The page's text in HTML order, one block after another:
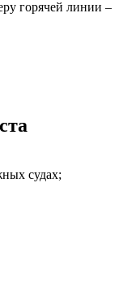
горячей линии –
судах;